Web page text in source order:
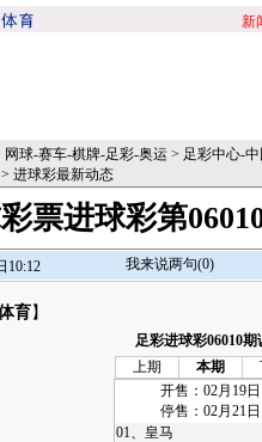
新
网球-赛车-棋牌-足彩-奥运 > 足彩中心-
> 进球彩最新动态
票进球彩第
10:12 我来说两句(0)
育】
足彩进球彩06010期
上期
本期
开售：02月19日
停售：02月21日
01、 皇马